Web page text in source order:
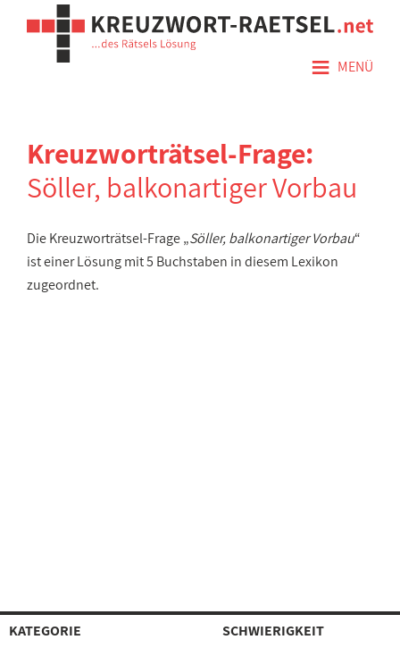
≡ MENÜ
Kreuzworträtsel-Frage:
Söller, balkonartiger Vorbau
Die Kreuzworträtsel-Frage „Söller, balkonartiger Vorbau“
ist einer Lösung mit 5 Buchstaben in diesem Lexikon
zugeordnet.
KATEGORIE
SCHWIERIGKEIT